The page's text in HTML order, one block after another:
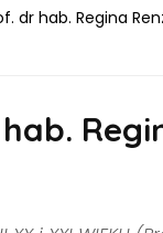
dr hab. Regina